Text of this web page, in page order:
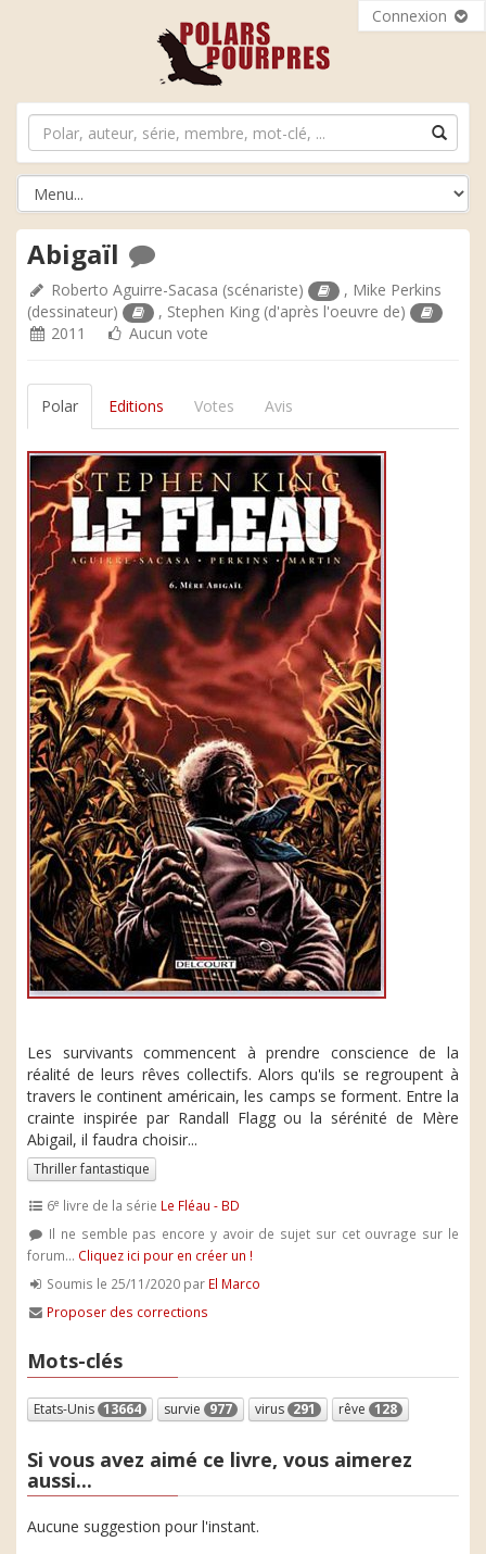
Connexion
Abigaïl
Roberto Aguirre-Sacasa (scénariste) , Mike Perkins
(dessinateur)
, Stephen King (d'après l'oeuvre de)
2011
Aucun vote
Polar Editions Votes Avis
Les survivants commencent à prendre conscience de la
réalité de leurs rêves collectifs. Alors qu'ils se regroupent à
travers le continent américain, les camps se forment. Entre la
crainte inspirée par Randall Flagg ou la sérénité de Mère
Abigail, il faudra choisir...
Thriller fantastique
6e livre de la série Le Fléau - BD
Il ne semble pas encore y avoir de sujet sur cet ouvrage sur le
forum... Cliquez ici pour en créer un !
Soumis le 25/11/2020 par El Marco
Proposer des corrections
Mots-clés
Etats-Unis 13664 survie 977 virus 291 rêve 128
Si vous avez aimé ce livre, vous aimerez
aussi...
Aucune suggestion pour l'instant.